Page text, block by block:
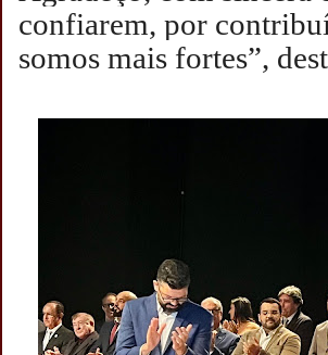
confiarem, por
somos mais fortes”,